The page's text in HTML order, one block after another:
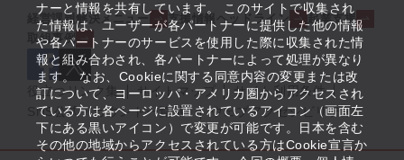
ナーと情報を共有しています。 このサイトで収集され
た情報は、ユーザーが各パートナーに提供した他の情報
や各パートナーのサービスを使用した際に収集された情
報と組み合わされ、各パートナーによって処理が異なり
ます。 なお、Cookieに関する同意内容の変更または改
訂について、ヨーロッパ・アメリカ圏からアクセスされ
ている方は各ページに設置されているアイコン（画面左
下にある黒いアイコン）で変更が可能です。日本を含む
その他の地域からアクセスされている方はCookie宣言か
経営課題解決メニュー 支援情報ヘッドライン
起業支援
取組事例
役立つリンク集 サイトマップ
サイト利用条件
SNS公式アカウント一覧
ウェブアクセシビリティ